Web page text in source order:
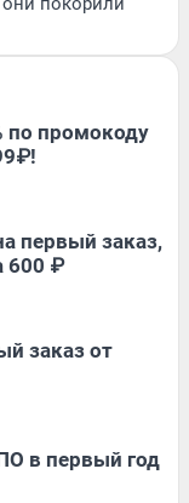
по промокоду
первый заказ,
600 ₽
заказ от
в первый год